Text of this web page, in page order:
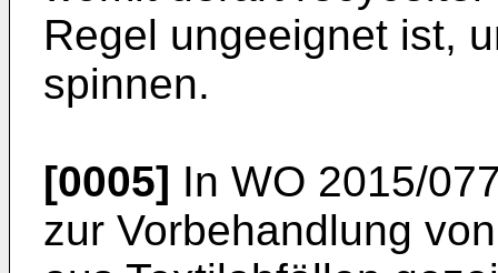
Regel ungeeignet ist,
spinnen.
[0005] In WO 2015/
zur Vorbehandlung